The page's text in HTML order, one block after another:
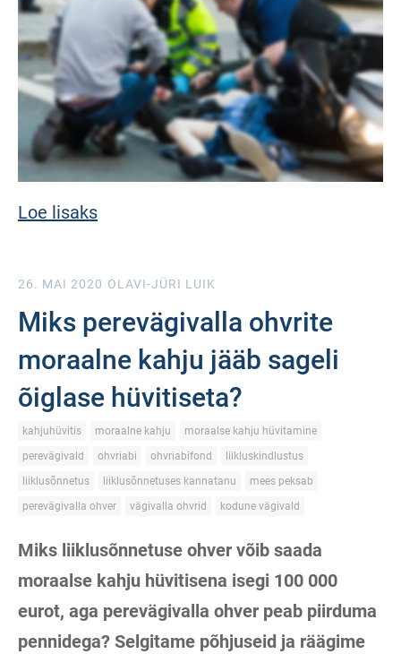
Loe lisaks
26. MAI 2020 OLAVI-JÜRI LUIK
Miks perevägivalla ohvrite
moraalne kahju jääb sageli
õiglase hüvitiseta?
kahjuhüvitis moraalne kahju
moraalse kahju hüvitamine
perevägivald
ohvriabi ohvriabifond
liikluskindlustus
liiklusõnnetus
liiklusõnnetuses kannatanu
mees peksab
perevägivalla ohver
vägivalla ohvrid kodune vägivald
Miks liiklusõnnetuse ohver võib saada
moraalse kahju hüvitisena isegi 100 000
eurot, aga perevägivalla ohver peab piirduma
pennidega? Selgitame põhjuseid ja räägime